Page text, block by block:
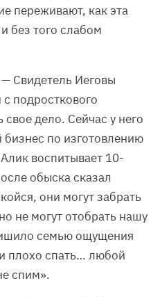
переживают, как эта
без того слабом
Свидетель Иеговы
подросткового
свое дело. Сейчас у него
по изготовлению
воспитывает 10-
обыска сказал
они могут забрать
не могут отобрать нашу
семью ощущения
плохо спать… любой
спим».